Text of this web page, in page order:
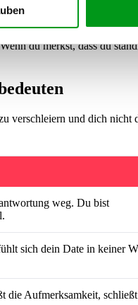
statt oder werden erst in
oder mit Witzen
du merkst, dass du
verschleiern und dich nicht
weg. Du bist
sich dein Date in keiner
die Aufmerksamkeit, schließt